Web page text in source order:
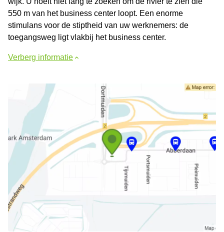
550 m van het business center loopt. Een enorme
stimulans voor de stiptheid van uw werknemers: de
toegangsweg ligt vlakbij het business center.
Verberg informatie